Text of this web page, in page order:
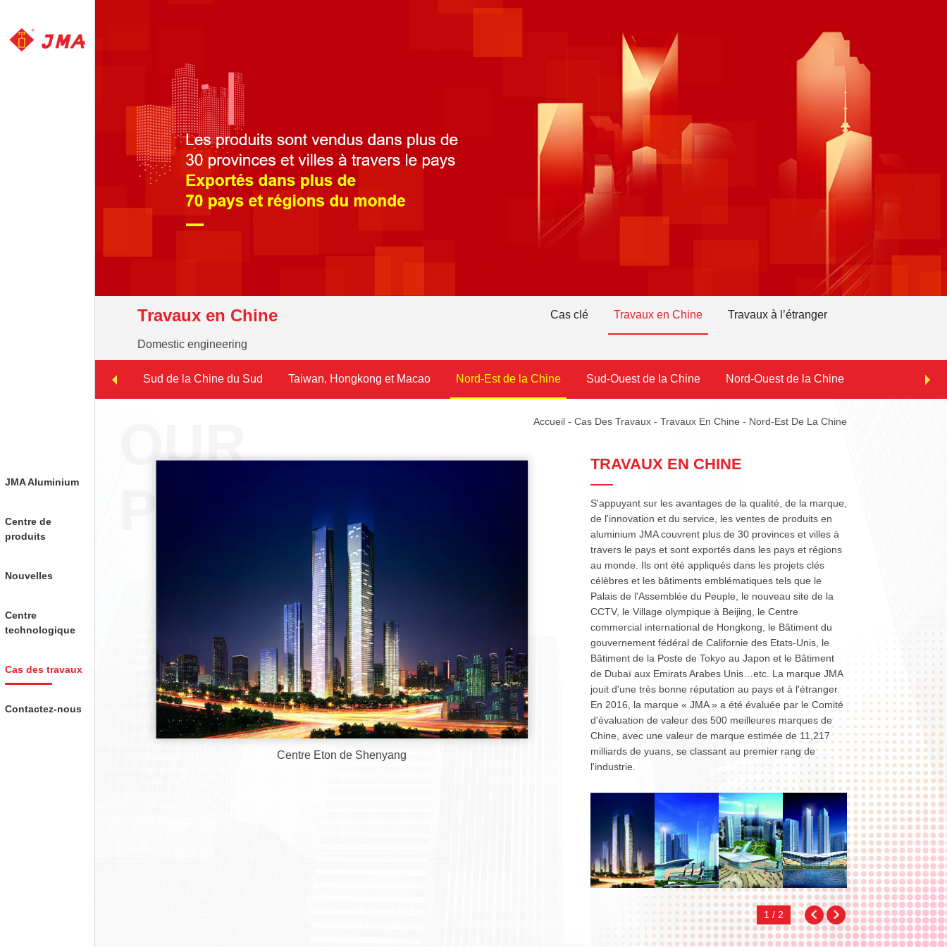
JMA Aluminium
Centre de
produits
Nouvelles
Centre
technologique
Cas des travaux
Contactez-nous
Travaux en Chine
Domestic engineering
Cas clé Travaux en Chine Travaux à l’étranger
Sud de la Chine du Sud Taiwan, Hongkong et Macao Nord-Est de la Chine Sud-Ouest de la Chine Nord-Ouest de la Chine Nord de la
Accueil -Cas Des Travaux -Travaux En Chine - Nord-Est De La Chine
OUR
PROJECT.
Centre Eton de Shenyang Projet du Nouveau monde à Shenyang
TRAVAUX EN CHINE
S'appuyant sur les avantages de la qualité, de la marque,
de l'innovation et du service, les ventes de produits en
aluminium JMA couvrent plus de 30 provinces et villes à
travers le pays et sont exportés dans les pays et régions
au monde. Ils ont été appliqués dans les projets clés
célèbres et les bâtiments emblématiques tels que le
Palais de l'Assemblée du Peuple, le nouveau site de la
CCTV, le Village olympique à Beijing, le Centre
commercial international de Hongkong, le Bâtiment du
gouvernement fédéral de Californie des Etats-Unis, le
Bâtiment de la Poste de Tokyo au Japon et le Bâtiment
de Dubaï aux Emirats Arabes Unis…etc. La marque JMA
jouit d'une très bonne réputation au pays et à l'étranger.
En 2016, la marque « JMA » a été évaluée par le Comité
d'évaluation de valeur des 500 meilleures marques de
Chine, avec une valeur de marque estimée de 11,217
milliards de yuans, se classant au premier rang de
l'industrie.
1 / 2